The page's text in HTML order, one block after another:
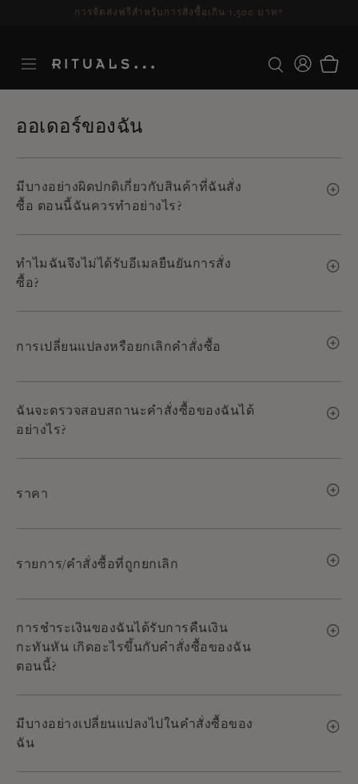
ระยะเวลาจัดส่ง 3-5 วันทำการ ดูเพิ่มเติม
ออเดอร์ของฉัน
มีบางอย่างผิดปกติเกี่ยวกับสินค้าที่ฉันสั่ง
ซื้อ ตอนนี้ฉันควรทำอย่างไร?
ทำไมฉันจึงไม่ได้รับอีเมลยืนยันการสั่ง
ซื้อ?
การเปลี่ยนแปลงหรือยกเลิกคำสั่งซื้อ
ฉันจะตรวจสอบสถานะคำสั่งซื้อของฉันได้
อย่างไร?
ราคา
รายการ/คำสั่งซื้อที่ถูกยกเลิก
การชำระเงินของฉันได้รับการคืนเงิน
กะทันหัน เกิดอะไรขึ้นกับคำสั่งซื้อของฉัน
ตอนนี้?
มีบางอย่างเปลี่ยนแปลงไปในคำสั่งซื้อของ
ฉัน